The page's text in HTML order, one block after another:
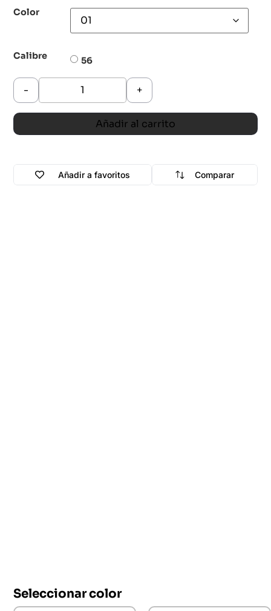
Color
Calibre 56
- +
Añadir al carrito
Añadir a favoritos Comparar
Seleccionar color